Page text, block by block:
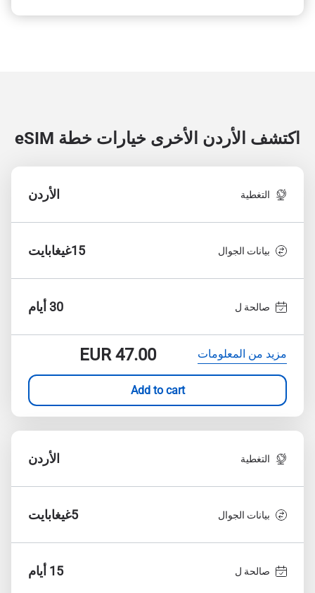
اكتشف الأردن الأخرى خيارات خطة eSIM
التغطية الأردن
بيانات الجوال 15غيغابايت
صالحة ل 30 أيام
مزيد من المعلومات EUR47.00
Add to cart
التغطية الأردن
بيانات الجوال 5غيغابايت
صالحة ل 15 أيام